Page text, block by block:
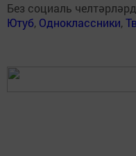
Без социаль
Ютуб, Одноклассники,